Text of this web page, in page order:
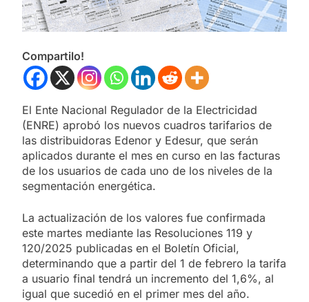
Compartilo!
El Ente Nacional Regulador de la Electricidad
(ENRE) aprobó los nuevos cuadros tarifarios de
las distribuidoras Edenor y Edesur, que serán
aplicados durante el mes en curso en las facturas
de los usuarios de cada uno de los niveles de la
segmentación energética.
La actualización de los valores fue confirmada
este martes mediante las Resoluciones 119 y
120/2025 publicadas en el Boletín Oficial,
determinando que a partir del 1 de febrero la tarifa
a usuario final tendrá un incremento del 1,6%, al
igual que sucedió en el primer mes del año.